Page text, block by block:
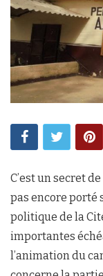
C’est un secret
pas encore porté
politique de la
importantes
l’animation du